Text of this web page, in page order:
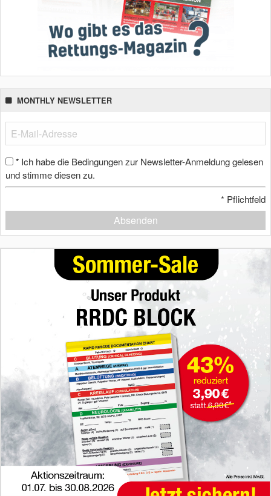
MONTHLY NEWSLETTER
* Ich habe die Bedingungen zur Newsletter-Anmeldung gelesen
und stimme diesen zu.
* Pflichtfeld
Absenden